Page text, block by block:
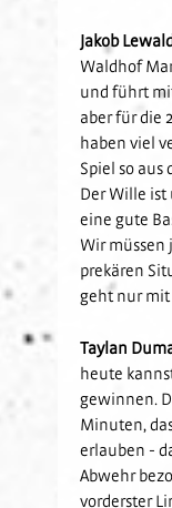
Jakob
Waldhof
und führt
aber für die
haben viel
Spiel so aus
Der Wille ist
eine gute
Wir müssen
prekären
geht nur mit
Taylan
heute
gewinnen.
Minuten,
erlauben -
Abwehr
vorderster